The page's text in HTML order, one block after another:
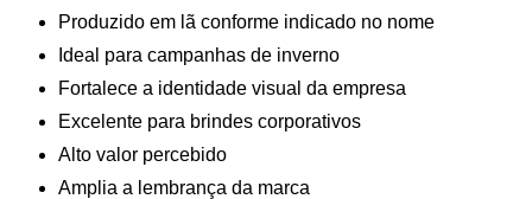
Produzido em lã conforme indicado no nome
Ideal para campanhas de inverno
Fortalece a identidade visual da empresa
Excelente para brindes corporativos
Alto valor percebido
Amplia a lembrança da marca